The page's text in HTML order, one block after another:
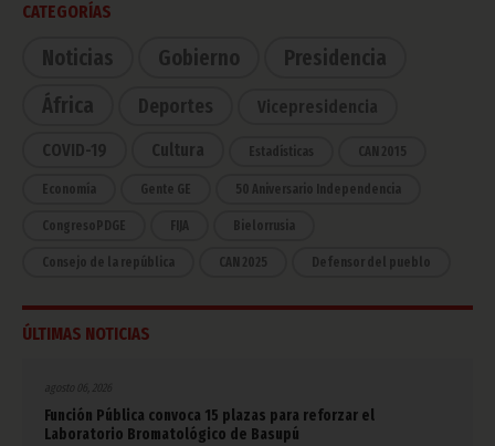
CATEGORÍAS
Noticias Gobierno
Presidencia
África
Deportes Vicepresidencia
COVID-19 Cultura Estadísticas CAN 2015
Economía Gente GE 50 Aniversario Independencia
CongresoPDGE FIJA Bielorrusia
Consejo de la república CAN 2025 Defensor del pueblo
ÚLTIMAS NOTICIAS
agosto 06, 2026
Función Pública convoca 15 plazas para reforzar el
Laboratorio Bromatológico de Basupú